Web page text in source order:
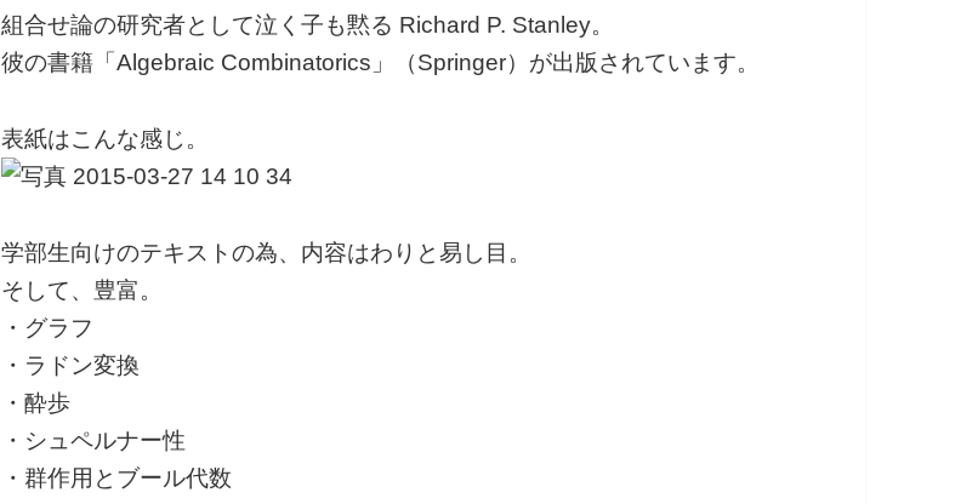
組合せ論の研究者として泣く子も黙る Richard P. Stanley。
彼の書籍「Algebraic Combinatorics」（Springer）が出版されています。
表紙はこんな感じ。
学部生向けのテキストの為、内容はわりと易し目。
そして、豊富。
・グラフ
・ラドン変換
・酔歩
・シュペルナー性
・群作用とブール代数